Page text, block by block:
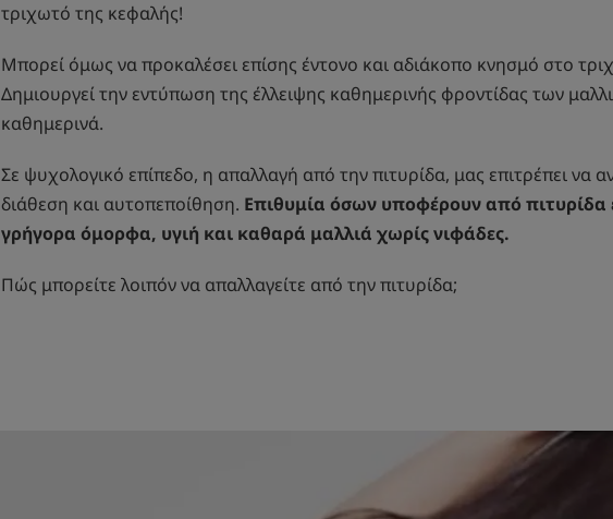
τριχωτό της κεφαλής!
Μπορεί όμως να προκαλέσει επίσης έντονο και αδιάκοπο κνησμό στο
Δημιουργεί την εντύπωση της έλλειψης καθημερινής φροντίδας των
καθημερινά.
Σε ψυχολογικό επίπεδο, η απαλλαγή από την πιτυρίδα, μας επιτρέπει να
διάθεση και αυτοπεποίθηση. Επιθυμία όσων υποφέρουν από πιτυρίδα
γρήγορα όμορφα, υγιή και καθαρά μαλλιά χωρίς νιφάδες.
Πώς μπορείτε λοιπόν να απαλλαγείτε από την πιτυρίδα;